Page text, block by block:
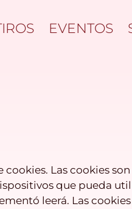
EVENTOS
Las cookies
que pueda
leerá. Las